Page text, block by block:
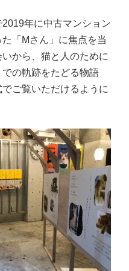
年に中古マンション
「Mさん」に焦点を当
から、猫と人のために
の軌跡をたどる物語
ご覧いただけるように